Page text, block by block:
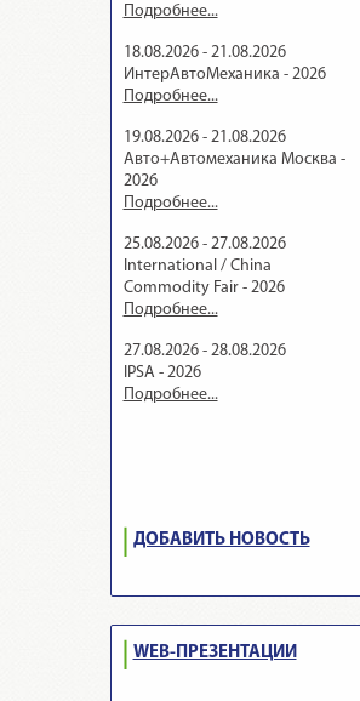
Подробнее...
18.08.2026 - 21.08.2026
ИнтерАвтоМеханика - 2026
Подробнее...
19.08.2026 - 21.08.2026
Авто+Автомеханика Москва -
2026
Подробнее...
25.08.2026 - 27.08.2026
International / China
Commodity Fair - 2026
Подробнее...
27.08.2026 - 28.08.2026
IPSA - 2026
Подробнее...
ДОБАВИТЬ НОВОСТЬ
WEB-ПРЕЗЕНТАЦИИ